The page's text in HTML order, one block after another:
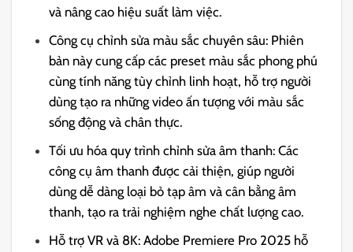
và nâng cao hiệu suất làm việc.
Công cụ chỉnh sửa màu sắc chuyên sâu: Phiên
bản này cung cấp các preset màu sắc phong phú
cùng tính năng tùy chỉnh linh hoạt, hỗ trợ người
dùng tạo ra những video ấn tượng với màu sắc
sống động và chân thực.
Tối ưu hóa quy trình chỉnh sửa âm thanh: Các
công cụ âm thanh được cải thiện, giúp người
dùng dễ dàng loại bỏ tạp âm và cân bằng âm
thanh, tạo ra trải nghiệm nghe chất lượng cao.
Hỗ trợ VR và 8K: Adobe Premiere Pro 2025 hỗ